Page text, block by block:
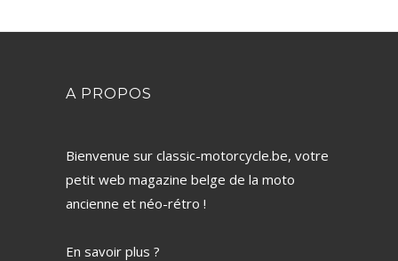
A PROPOS
Bienvenue sur classic-motorcycle.be, votre
petit web magazine belge de la moto
ancienne et néo-rétro !
En savoir plus ?